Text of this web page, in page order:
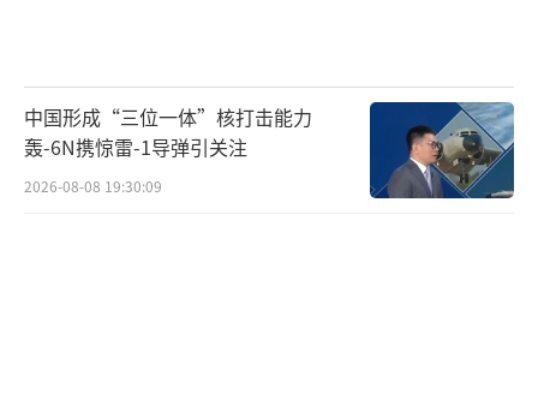
中国形成“三位一体”核打击能力
轰-6N携惊雷-1导弹引关注
2026-08-08 19:30:09